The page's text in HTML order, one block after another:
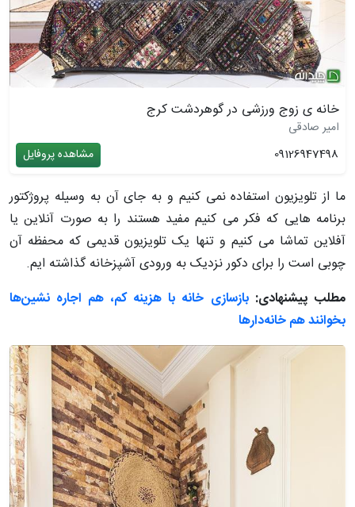
خانه ی زوج ورزشی در گوهردشت کرج
امیر صادقی
09126947498
مشاهده پروفایل
ما از تلویزیون استفاده نمی کنیم و به جای آن به وسیله پروژکتور
برنامه هایی که فکر می کنیم مفید هستند را به صورت آنلاین یا
آفلاین تماشا می کنیم و تنها یک تلویزیون قدیمی که محفظه آن
چوبی است را برای دکور نزدیک به ورودی آشپزخانه گذاشته ایم.
مطلب پیشنهادی:بازسازی خانه با هزینه کم، هم اجاره نشین‌ها
بخوانند هم خانه‌دارها